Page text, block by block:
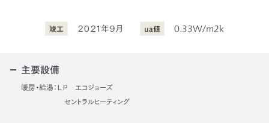
竣工 ２０２１年９月 ua値 0.33W/m2k
主要設備
暖房・給湯：ＬＰ エコジョーズ
セントラルヒーティング